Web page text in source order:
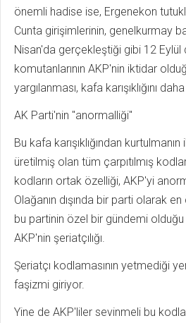
önemli hadise ise, Ergenekon
Cunta girişimlerinin, genelkurmay
Nisan'da gerçekleştiği gibi 12
komutanlarının AKP'nin iktidar
yargılanması, kafa karışıklığını
AK Parti'nin "anormalliği"
Bu kafa karışıklığından
üretilmiş olan tüm çarpıtılmış
kodların ortak özelliği, AKP'yi
Olağanın dışında bir parti olarak
bu partinin özel bir gündemi olduğu
AKP'nin şeriatçılığı.
Şeriatçı kodlamasının yetmediği
faşizmi giriyor.
Yine de AKP'liler sevinmeli bu